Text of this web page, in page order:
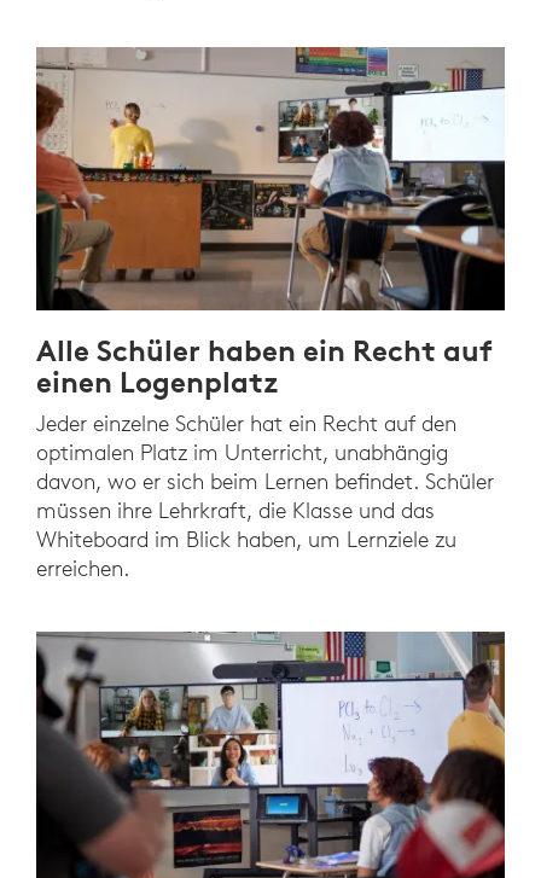
Alle Schüler haben ein Recht auf
einen Logenplatz
Jeder einzelne Schüler hat ein Recht auf den
optimalen Platz im Unterricht, unabhängig
davon, wo er sich beim Lernen befindet. Schüler
müssen ihre Lehrkraft, die Klasse und das
Whiteboard im Blick haben, um Lernziele zu
erreichen.